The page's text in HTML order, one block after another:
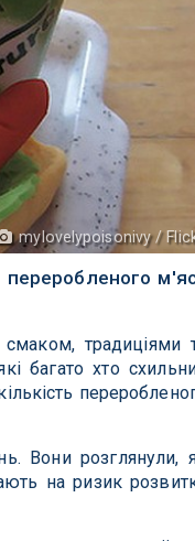
mylovelypoisonivy /
переробленого
смаком, традиціями
багато хто
Вони розглянули,
на ризик